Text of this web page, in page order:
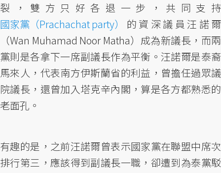
裂，雙方只好各退一步，共同支持
國家黨（Prachachat party）
的資深議員汪諾爾
（Wan Muhamad Noor Matha）成為新議長，而兩
黨則是各拿下一席副議長作為平衡。汪諾爾是泰裔
馬來人，代表南方伊斯蘭省的利益，曾擔任過眾議
院議長，還曾加入塔克辛內閣，算是各方都熟悉的
老面孔。
有趣的是，之前汪諾爾曾表示國家黨在聯盟中席次
排行第三，應該得到副議長一職，卻遭到為泰黨駁